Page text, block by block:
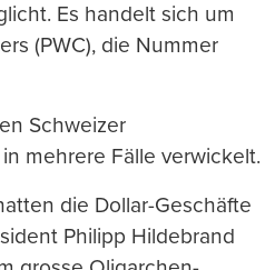
Es handelt sich um
(PWC), die Nummer
Schweizer
mehrere Fälle verwickelt.
die Dollar-Geschäfte
Philipp Hildebrand